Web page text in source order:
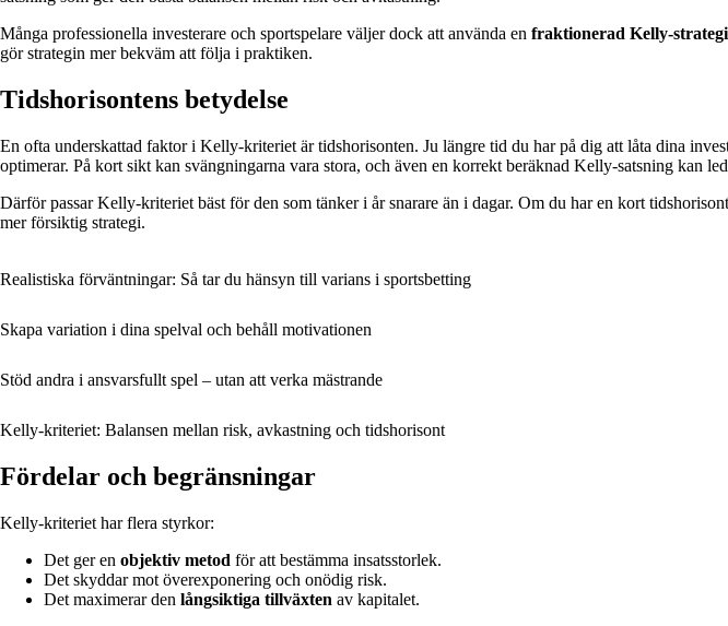
Många professionella investerare och sportspelare väljer dock att använda en fraktionerad Kelly-strategi
gör strategin mer bekväm att följa i praktiken.
Tidshorisontens betydelse
En ofta underskattad faktor i Kelly-kriteriet är tidshorisonten. Ju längre tid du har på dig att låta dina
optimerar. På kort sikt kan svängningarna vara stora, och även en korrekt beräknad Kelly-satsning kan
Därför passar Kelly-kriteriet bäst för den som tänker i år snarare än i dagar. Om du har en kort
mer försiktig strategi.
Realistiska förväntningar: Så tar du hänsyn till varians i sportsbetting
Skapa variation i dina spelval och behåll motivationen
Stöd andra i ansvarsfullt spel – utan att verka mästrande
Kelly-kriteriet: Balansen mellan risk, avkastning och tidshorisont
Fördelar och begränsningar
Kelly-kriteriet har flera styrkor:
Det ger en objektiv metod för att bestämma insatsstorlek.
Det skyddar mot överexponering och onödig risk.
Det maximerar den långsiktiga tillväxten av kapitalet.